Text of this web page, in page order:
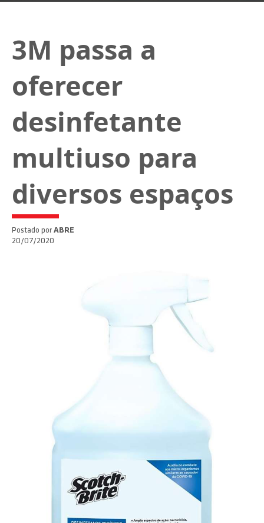
3M passa a
oferecer
desinfetante
multiuso para
diversos espaços
Postado por ABRE
20/07/2020